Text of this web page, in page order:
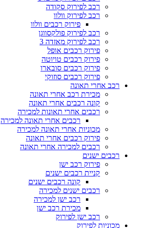
רכב לפירוק סקודה
רכב לפירוק וולוו
פירוק רכבים וולוו
רכב לפירוק פולקסווגן
רכב לפירוק מאזדה 3
פירוק רכבים אופל
פירוק רכבים טויוטה
פירוק רכבים סובארו
פירוק רכבים סוזוקי
רכב אחרי תאונה
מכירת רכב אחרי תאונה
קונה רכבים אחרי תאונה
רכבים אחרי תאונות למכירה
רכבים אחרי תאונה למכירה
מכוניות אחרי תאונה למכירה
פירוק רכבים אחרי תאונה
רכבים למכירה אחרי תאונה
רכבים ישנים
פירוק רכב ישן
קניית רכבים ישנים
קונה רכבים ישנים
רכבים ישנים למכירה
רכב ישן למכירה
מכירת רכב ישן
רכב ישן לפירוק
מכוניות לפירוק